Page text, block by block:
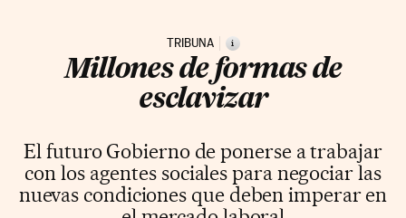
TRIBUNA i
Millones de formas de
esclavizar
El futuro Gobierno de ponerse a trabajar
con los agentes sociales para negociar las
nuevas condiciones que deben imperar en